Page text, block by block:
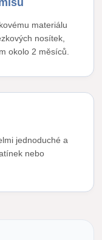
materiálu
nosítek,
okolo 2 měsíců.
jednoduché a
nebo